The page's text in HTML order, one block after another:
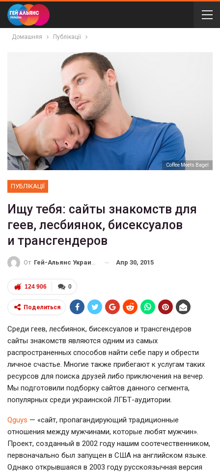
Домашняя Публікації
Coffee Meets Bagel
ПУБЛІКАЦІЇ
Ищу тебя: сайты знакомств для
геев, лесбиянок, бисексуалов
и трансгендеров
От Гей-Альянс Украина Апр 30, 2015
0
124 906
Поделиться
Среди геев, лесбиянок, бисексуалов и трансгендеров
сайты знакомств являются одним из самых
распространенных способов найти себе пару и обрести
личное счастье. Многие также прибегают к услугам таких
ресурсов для поиска друзей либо приключения на вечер.
Мы подготовили подборку сайтов данного сегмента,
популярных среди украинской ЛГБТ-аудитории.
Qguys — «сайт, пропагандирующий традиционные
отношения между мужчинами, которые любят мужчин».
Проект, созданный в 2002 году нашим соотечественником,
первоначально был запущен в США на английском языке.
Однако открывшаяся в 2003 году русскоязычная версия